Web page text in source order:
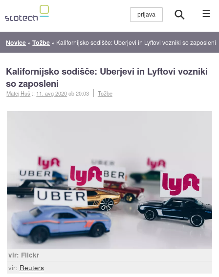
☰
Novice »Tožbe » Kalifornijsko sodišče: Uberjevi in Lyftovi vozniki so zaposleni
Kalifornijsko sodišče: Uberjevi in Lyftovi vozniki
so zaposleni
Matej Huš :: 11. avg 2020ob 20:03 Tožbe
vir: Flickr
vir: Reuters